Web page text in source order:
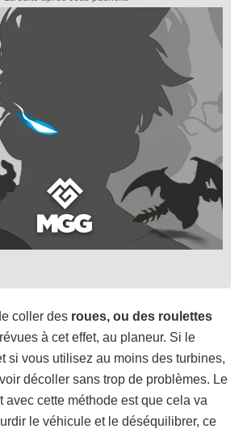
coller des roues, ou des roulettes
à cet effet, au planeur. Si le
si vous utilisez au moins des turbines,
décoller sans trop de problèmes. Le
avec cette méthode est que cela va
le véhicule et le déséquilibrer, ce